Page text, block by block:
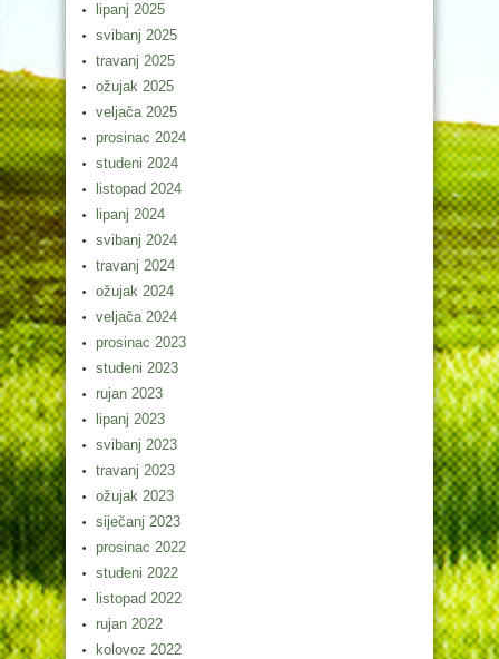
lipanj 2025
svibanj 2025
travanj 2025
ožujak 2025
veljača 2025
prosinac 2024
studeni 2024
listopad 2024
lipanj 2024
svibanj 2024
travanj 2024
ožujak 2024
veljača 2024
prosinac 2023
studeni 2023
rujan 2023
lipanj 2023
svibanj 2023
travanj 2023
ožujak 2023
siječanj 2023
prosinac 2022
studeni 2022
listopad 2022
rujan 2022
kolovoz 2022